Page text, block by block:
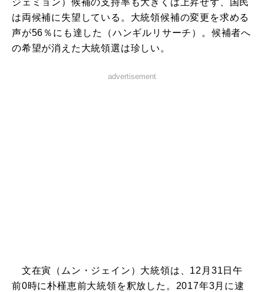
は両候補に失望している。大統領候補の変更を求める
声が56％にも達した（ハンギルリサーチ）。候補者へ
の希望が消えた大統領選は珍しい。
advertisement
文在寅（ムン・ジェイン）大統領は、12月31日午
前0時に朴槿恵前大統領を釈放した。2017年3月に逮